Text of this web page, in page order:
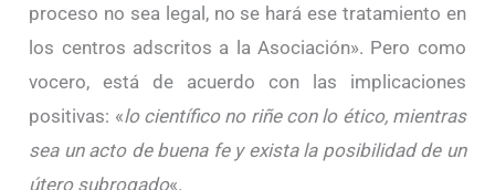
proceso no sea legal, no se hará ese tratamiento en
los centros adscritos a la Asociación». Pero como
vocero, está de acuerdo con las implicaciones
positivas: «lo científico no riñe con lo ético, mientras
sea un acto de buena fe y exista la posibilidad de un
útero subrogado«.